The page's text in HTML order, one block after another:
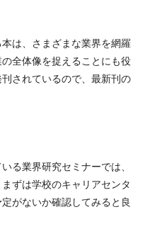
は、さまざまな業界を網羅
全体像を捉えることにも役
されているので、最新刊の
る業界研究セミナーでは、
ずは学校のキャリアセンタ
がないか確認してみると良